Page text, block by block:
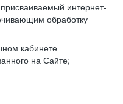
интернет-
обработку
кабинете
на Сайте;